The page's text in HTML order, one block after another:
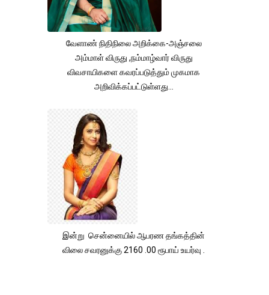
வேளாண் நிதிநிலை அறிக்கை-அஞ்சலை
அம்மாள் விருது ,நம்மாழ்வார் விருது
விவசாயிகளை கவரப்படுத்தும் முகமாக
அறிவிக்கப்பட்டுள்ளது...
இன்று சென்னையில் ஆபரண தங்கத்தின்
விலை சவரனுக்கு 2160 .00 ரூபாய் உயர்வு .